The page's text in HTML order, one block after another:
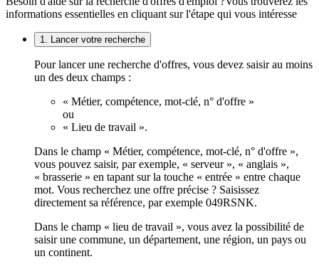
informations essentielles en cliquant sur l'étape qui vous intéresse
1. Lancer votre recherche
Pour lancer une recherche d'offres, vous devez saisir au moins
un des deux champs :
« Métier, compétence, mot-clé, n° d'offre »
ou
« Lieu de travail ».
Dans le champ « Métier, compétence, mot-clé, n° d'offre »,
vous pouvez saisir, par exemple, « serveur », « anglais »,
« brasserie » en tapant sur la touche « entrée » entre chaque
mot. Vous recherchez une offre précise ? Saisissez
directement sa référence, par exemple 049RSNK.
Dans le champ « lieu de travail », vous avez la possibilité de
saisir une commune, un département, une région, un pays ou
un continent.